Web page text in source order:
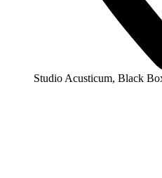
Studio Acusticum, Black